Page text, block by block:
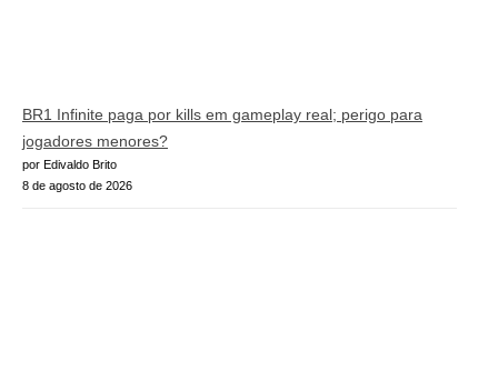
BR1 Infinite paga por kills em gameplay real; perigo para
jogadores menores?
por Edivaldo Brito
8 de agosto de 2026